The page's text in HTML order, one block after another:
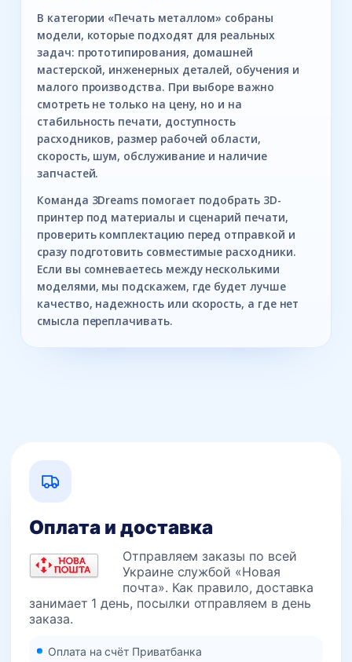
В категории «Печать металлом» собраны
модели, которые подходят для реальных
задач: прототипирования, домашней
мастерской, инженерных деталей, обучения и
малого производства. При выборе важно
смотреть не только на цену, но и на
стабильность печати, доступность
расходников, размер рабочей области,
скорость, шум, обслуживание и наличие
запчастей.
Команда 3Dreams помогает подобрать 3D-
принтер под материалы и сценарий печати,
проверить комплектацию перед отправкой и
сразу подготовить совместимые расходники.
Если вы сомневаетесь между несколькими
моделями, мы подскажем, где будет лучше
качество, надежность или скорость, а где нет
смысла переплачивать.
Оплата и доставка
Отправляем заказы по всей
Украине службой «Новая
почта». Как правило, доставка
занимает 1 день, посылки отправляем в день
заказа.
Оплата на счёт Приватбанка